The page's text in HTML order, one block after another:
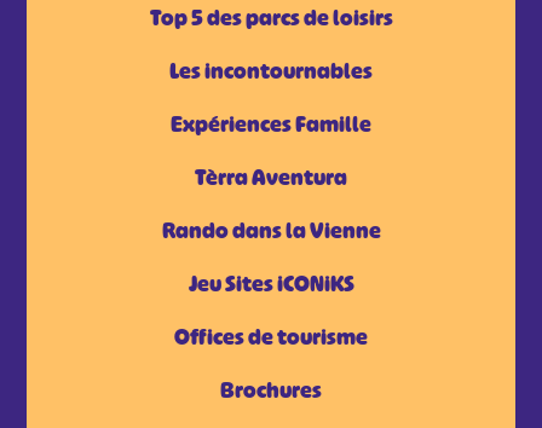
Top 5 des parcs de loisirs
Les incontournables
Expériences Famille
Tèrra Aventura
Rando dans la Vienne
Jeu Sites iCONiKS
Offices de tourisme
Brochures